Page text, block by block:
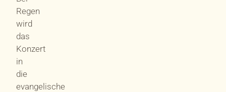
Regen
wird
das
Konzert
in
die
evangelische